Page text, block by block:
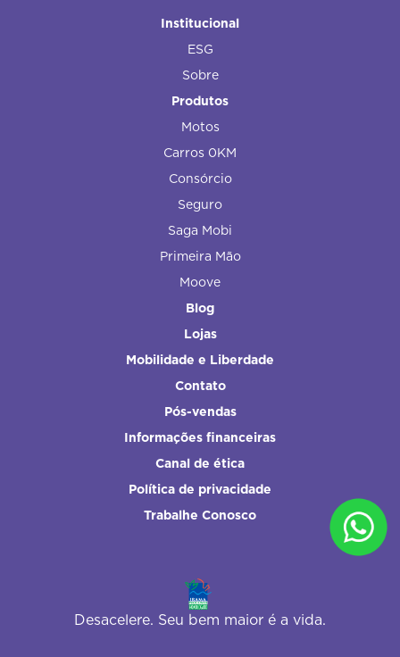
Institucional
ESG
Sobre
Produtos
Motos
Carros 0KM
Consórcio
Seguro
Saga Mobi
Primeira Mão
Moove
Blog
Lojas
Mobilidade e Liberdade
Contato
Pós-vendas
Informações financeiras
Canal de ética
Política de privacidade
Trabalhe Conosco
Desacelere. Seu bem maior é a vida.